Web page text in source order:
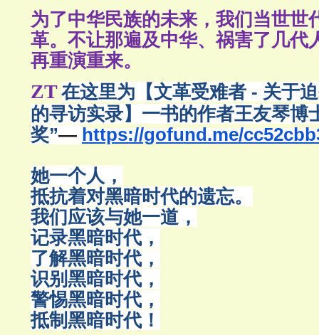
为了中华民族的未来，我们当世世
革。不让那遍及中华、祸害了几代
再重演重来。
ZT在这里为【文革受难者 - 关于
的寻访实录】一书的作者王友琴博
奖”— https://gofund.me/
她一个人，
抵抗着对黑暗时代的遗忘。
我们应该与她一道，
记录黑暗时代，
了解黑暗时代，
识别黑暗时代，
警惕黑暗时代，
抵制黑暗时代！